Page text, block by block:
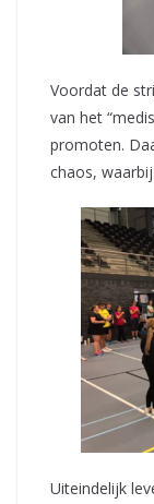
Voordat de
van het
promoten.
chaos,
Uiteindelijk